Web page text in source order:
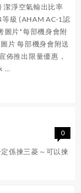
潔淨空氣輸出比率
級 (AHAM AC-1認
圖片*每部機身會附
片 每部機身會附送
佈推出限量優惠，
…
0
係揀三菱～可以揀